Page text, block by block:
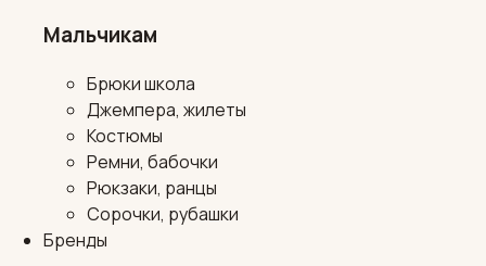
Мальчикам
Брюки школа
Джемпера, жилеты
Костюмы
Ремни, бабочки
Рюкзаки, ранцы
Сорочки, рубашки
Бренды